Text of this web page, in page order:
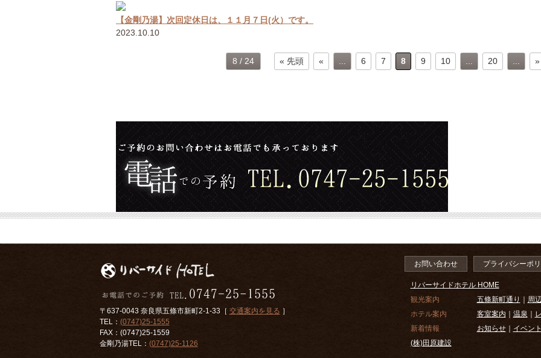
【金剛乃湯】次回定休日は、１１月７日(火）です。
2023.10.10
8 / 24 « 先頭 « 6 7 8 9 10 20 »
〒637-0043 奈良県五條市新町2-1-33［ 交通案内を見る ］
TEL： (0747)25-1555
FAX：(0747)25-1559
金剛乃湯TEL： (0747)25-1126
お問い合わせ プライバシーポ
リバーサイドホテル HOME
観光案内
五條新町通り ｜ 周
ホテル案内
客室案内 ｜ 温泉 ｜
新着情報
お知らせ｜ イベン
(株)田原建設